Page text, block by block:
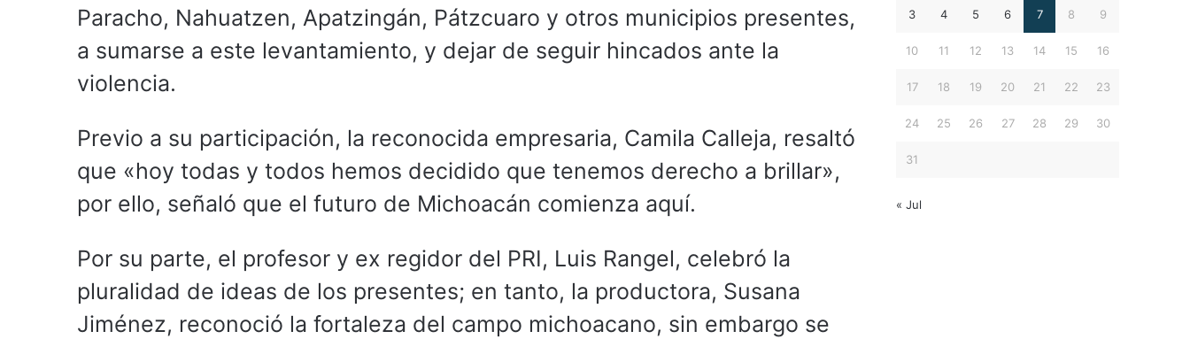
Paracho, Nahuatzen, Apatzingán, Pátzcuaro y otros municipios presentes,
a sumarse a este levantamiento, y dejar de seguir hincados ante la
violencia.
Previo a su participación, la reconocida empresaria, Camila Calleja, resaltó
que «hoy todas y todos hemos decidido que tenemos derecho a brillar»,
por ello, señaló que el futuro de Michoacán comienza aquí.
Por su parte, el profesor y ex regidor del PRI, Luis Rangel, celebró la
pluralidad de ideas de los presentes; en tanto, la productora, Susana
Jiménez, reconoció la fortaleza del campo michoacano, sin embargo se
3 4 5 6 7 8 9
10 11 12 13 14 15 16
17 18 19 20 21 22 23
24 25 26 27 28 29 30
31
« Jul